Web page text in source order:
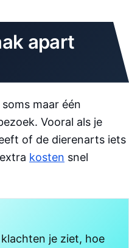
apart
maar één
Vooral als je
of de dierenarts iets
kosten snel
je ziet, hoe